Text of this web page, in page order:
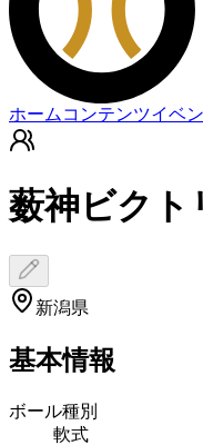
ホーム コンテンツイベ
薮神ビクト
新潟県
基本情報
ボール種別
軟式